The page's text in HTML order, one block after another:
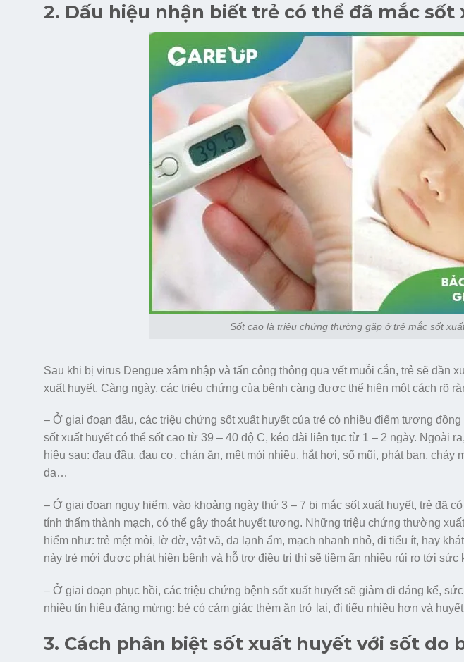
2. Dấu hiệu nhận biết trẻ có thể đã mắc sốt
Sốt cao là triệu chứng thường gặp ở trẻ mắc sốt
Sau khi bị virus Dengue xâm nhập và tấn công thông qua vết muỗi cắn, trẻ sẽ dần
xuất huyết. Càng ngày, các triệu chứng của bệnh càng được thể hiện một cách rõ
– Ở giai đoạn đầu, các triệu chứng sốt xuất huyết của trẻ có nhiều điểm tương
sốt xuất huyết có thể sốt cao từ 39 – 40 độ C, kéo dài liên tục từ 1 – 2 ngày. Ngoài
hiệu sau: đau đầu, đau cơ, chán ăn, mệt mỏi nhiều, hắt hơi, sổ mũi, phát ban, chảy
da…
– Ở giai đoạn nguy hiểm, vào khoảng ngày thứ 3 – 7 bị mắc sốt xuất huyết, trẻ đã
tính thấm thành mạch, có thể gây thoát huyết tương. Những triệu chứng thường
hiểm như: trẻ mệt mỏi, lờ đờ, vật vã, da lạnh ẩm, mạch nhanh nhỏ, đi tiểu ít, hay
này trẻ mới được phát hiện bệnh và hỗ trợ điều trị thì sẽ tiềm ẩn nhiều rủi ro tới sức
– Ở giai đoạn phục hồi, các triệu chứng bệnh sốt xuất huyết sẽ giảm đi đáng kể,
nhiều tín hiệu đáng mừng: bé có cảm giác thèm ăn trở lại, đi tiểu nhiều hơn và
3. Cách phân biệt sốt xuất huyết với sốt do